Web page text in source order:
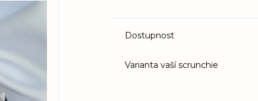
Dostupnost
Varianta vaší scrunchie